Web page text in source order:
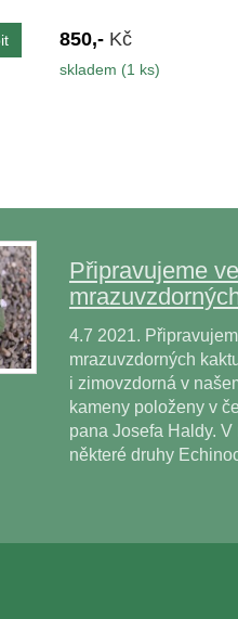
850,- Kč
skladem (1 ks)
Připravujeme
4.7 2021.
mrazuvzdorných
i zimovzdorná v
kameny položeny v
pana Josefa Haldy.
některé druhy